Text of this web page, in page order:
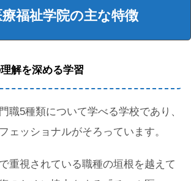
福祉学院の主な特徴
解を深める学習
職5種類について学べる学校であり、
ェッショナルがそろっています。
重視されている職種の垣根を越えて